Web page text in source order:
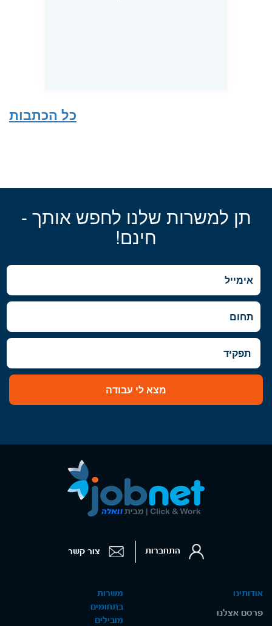
כל הכתבות
תן למשרות שלנו לחפש אותך -
חינם!
מצא לי עבודה
אודותינו
פרסם אצלנו
משרות
בתחומים
מובילים